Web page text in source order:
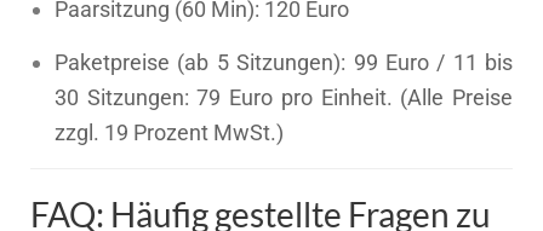
Paarsitzung (60 Min): 120 Euro
Paketpreise (ab 5 Sitzungen): 99 Euro / 11 bis
30 Sitzungen: 79 Euro pro Einheit. (Alle Preise
zzgl. 19 Prozent MwSt.)
FAQ: Häufig gestellte Fragen zu